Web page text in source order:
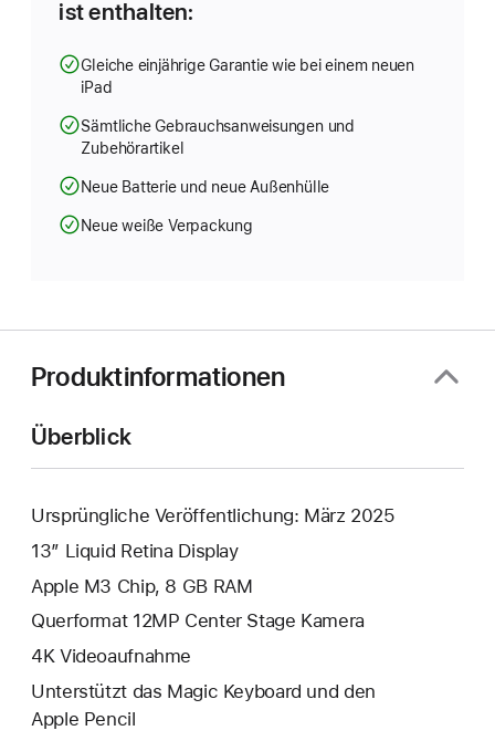
ist enthalten:
Gleiche einjährige Garantie wie bei einem neuen
iPad
Sämtliche Gebrauchsanweisungen und
Zubehörartikel
Neue Batterie und neue Außenhülle
Neue weiße Verpackung
Produktinformationen
Überblick
Ursprüngliche Veröffentlichung: März 2025
13” Liquid Retina Display
Apple M3 Chip, 8 GB RAM
Querformat 12MP Center Stage Kamera
4K Video­aufnahme
Unterstützt das Magic Keyboard und den
Apple Pencil